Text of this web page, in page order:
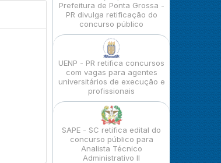
Prefeitura de Ponta Grossa -
PR divulga retificação do
concurso público
UENP - PR retifica concursos
com vagas para agentes
universitários de execução e
profissionais
SAPE - SC retifica edital do
concurso público para
Analista Técnico
Administrativo II